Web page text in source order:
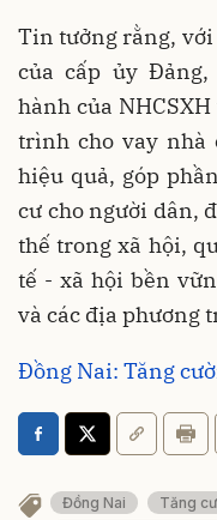
Tin tưởng rằng, với
của cấp ủy
hành của
trình cho vay nhà
hiệu quả, góp
cư cho người dân,
thế trong xã hội,
tế - xã hội bền
và các địa phương
Đồng Nai: Tăng
Đồng Nai Tăng